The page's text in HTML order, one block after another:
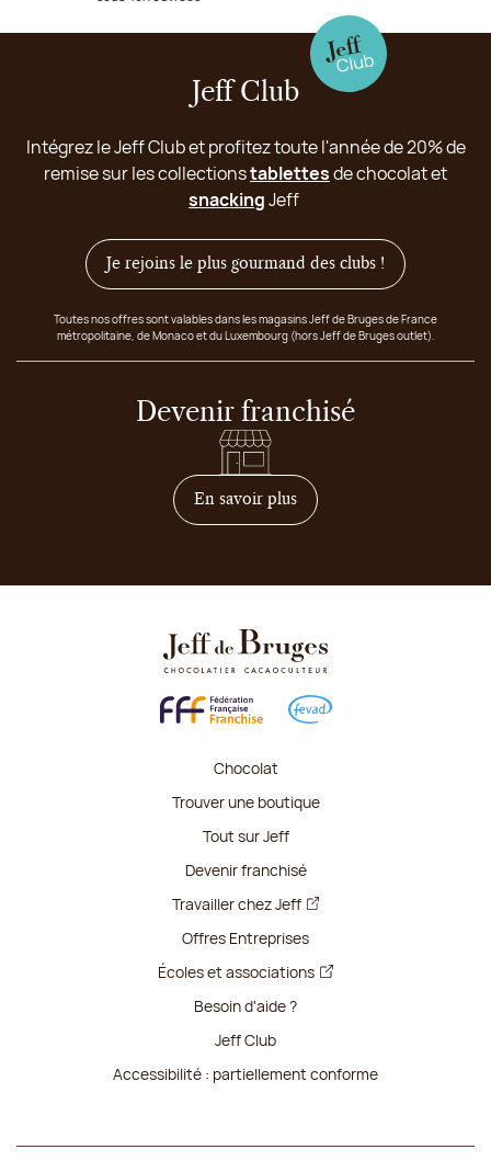
Jeff Club
Intégrez le Jeff Club et profitez toute l'année de 20% de
remise sur les collectionstablettesde chocolat et
snackingJeff
Je rejoins le plus gourmand des clubs !
Toutes nos offres sont valables dans les magasins Jeff de Bruges de France
métropolitaine, de Monaco et du Luxembourg (hors Jeff de Bruges outlet).
Devenir franchisé
En savoir plussur comment devenir
Chocolat
Trouver une boutique
Tout sur Jeff
Devenir franchisé
Travailler chez Jeff
Offres Entreprises
Écoles et associations
Besoin d'aide ?
Jeff Club
Accessibilité : partiellement conforme